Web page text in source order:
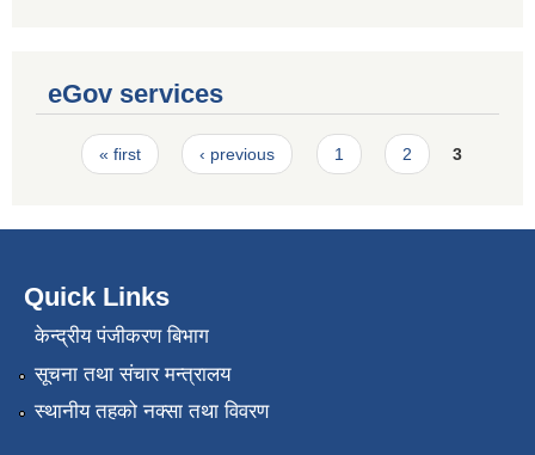
eGov services
Pages
« first ‹ previous 1 2 3
Quick Links
केन्द्रीय पंजीकरण बिभाग
सूचना तथा संचार मन्त्रालय
स्थानीय तहको नक्सा तथा विवरण